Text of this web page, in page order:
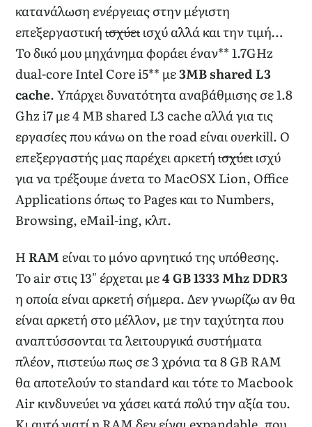
κατανάλωση ενέργειας στην μέγιστη
επεξεργαστικήισχύειισχύ αλλά και την τιμή…
Το δικό μου μηχάνημα φοράει έναν** 1.7GHz
dual-core Intel Core i5** με3MB shared L3
cache. Υπάρχει δυνατότητα αναβάθμισης σε 1.8
Ghz i7 με 4 MB shared L3 cache αλλά για τις
εργασίες που κάνω on the road είναιoverkill. Ο
επεξεργαστής μας παρέχει αρκετήισχύειισχύ
για να τρέξουμε άνετα το MacOSX Lion, Office
Applications όπως το Pages και το Numbers,
Browsing, eMail-ing, κλπ.
Η RAM είναι το μόνο αρνητικό της υπόθεσης.
Το air στις 13" έρχεται με4 GB 1333 Mhz DDR3
η οποία είναι αρκετή σήμερα. Δεν γνωρίζω αν θα
είναι αρκετή στο μέλλον, με την ταχύτητα που
αναπτύσσονται τα λειτουργικά συστήματα
πλέον, πιστεύω πως σε 3 χρόνια τα 8 GB RAM
θα αποτελούν το standard και τότε το Macbook
Air κινδυνεύει να χάσει κατά πολύ την αξία του.